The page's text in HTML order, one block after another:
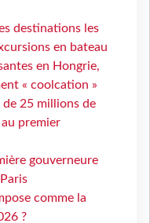
destinations les
en bateau
en Hongrie,
« coolcation »
de 25 millions de
premier
gouverneure
comme la
?